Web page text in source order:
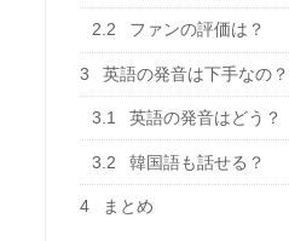
2.2 ファンの評価は？
3 英語の発音は下手なの？
3.1 英語の発音はどう？
3.2 韓国語も話せる？
4 まとめ